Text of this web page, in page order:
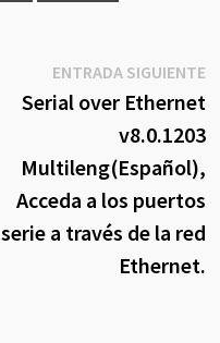
ENTRADA SIGUIENTE
Serial over Ethernet
v8.0.1203
Multileng(Español),
Acceda a los puertos
serie a través de la red
Ethernet.